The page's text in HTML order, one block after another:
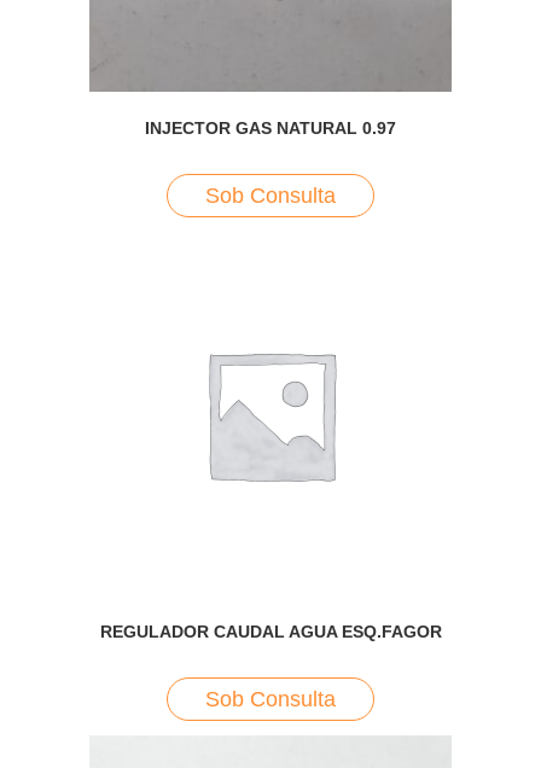
INJECTOR GAS NATURAL 0.97
Sob Consulta
REGULADOR CAUDAL AGUA ESQ.FAGOR
Sob Consulta